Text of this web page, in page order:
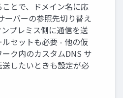
ことで、ドメイン名に応
ーバーの参照先切り替え
プレミス側に通信を送
セットも必要 - 他の仮
ク内のカスタムDNS サ
したいときも設定が必